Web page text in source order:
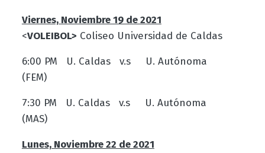
Viernes, Noviembre 19 de 2021
<VOLEIBOL> Coliseo Universidad de Caldas
6:00 PM U. Caldas v.s U. Autónoma
(FEM)
7:30 PM U. Caldas v.s U. Autónoma
(MAS)
Lunes, Noviembre 22 de 2021